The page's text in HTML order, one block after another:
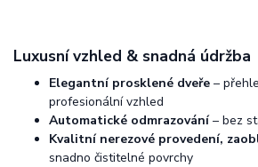
Luxusní vzhled & snadná údržba
Elegantní prosklené dveře –
profesionální vzhled
Automatické odmrazování– bez
Kvalitní nerezové provedení,
snadno čistitelné povrchy